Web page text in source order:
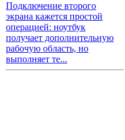
Подключение второго
экрана кажется простой
операцией: ноутбук
получает дополнительную
рабочую область, но
выполняет те...